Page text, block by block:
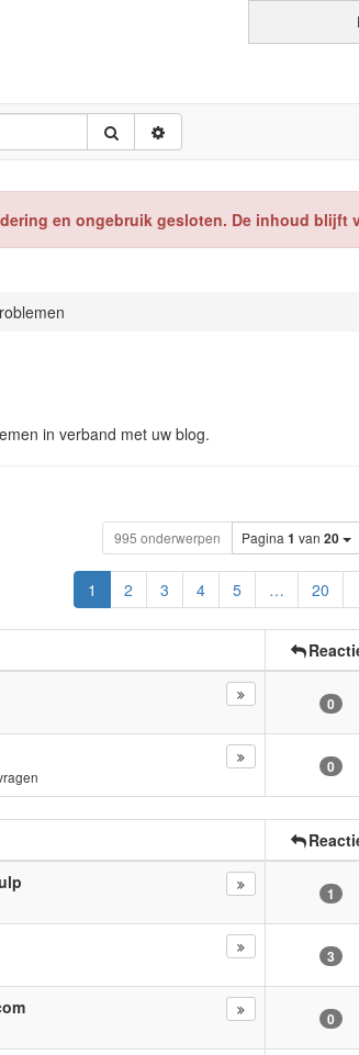
en ongebruik gesloten. De inhoud blijft
in verband met uw blog.
995 onderwerpen Pagina 1 van 20
1 2 3 4 5 … 20
0
0
1
3
0